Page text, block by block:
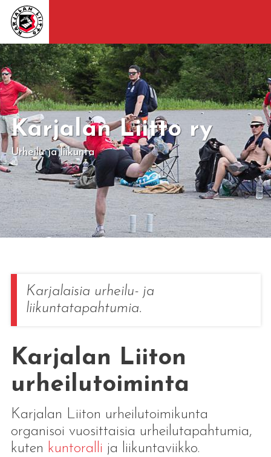
Karjalan Liitto ry
Urheilu ja liikunta
Karjalaisia urheilu- ja
liikuntatapahtumia.
Karjalan Liiton
urheilutoiminta
Karjalan Liiton urheilutoimikunta
organisoi vuosittaisia urheilutapahtumia,
kuten kuntoralli ja liikuntaviikko.